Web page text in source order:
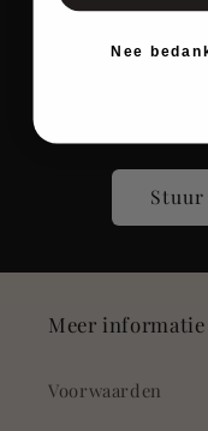
producten of
Meer informatie
Voorwaarden
Nee